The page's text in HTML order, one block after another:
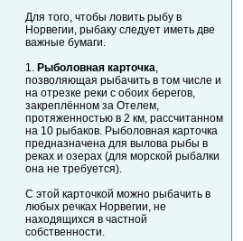
Для того, чтобы ловить рыбу в
Норвегии, рыбаку следует иметь две
важные бумаги.
1. Рыболовная карточка,
позволяющая рыбачить в том числе и
на отрезке реки с обоих берегов,
закреплённом за Отелем,
протяженностью в 2 км, рассчитанном
на 10 рыбаков. Рыболовная карточка
предназначена для вылова рыбы в
реках и озерах (для морской рыбалки
она не требуется).
С этой карточкой можно рыбачить в
любых речках Норвегии, не
находящихся в частной
собственности.